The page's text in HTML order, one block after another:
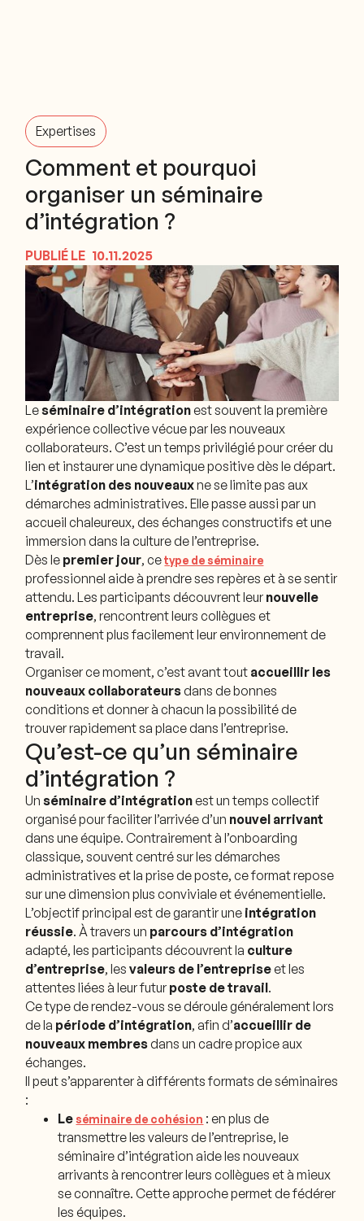
Expertises
Comment et pourquoi
organiser un séminaire
d’intégration ?
PUBLIÉ LE 10.11.2025
Leséminaire d’intégrationest souvent la première
expérience collective vécue par les nouveaux
collaborateurs. C’est un temps privilégié pour créer du
lien et instaurer une dynamique positive dès le départ.
L’intégration des nouveauxne se limite pas aux
démarches administratives. Elle passe aussi par un
accueil chaleureux, des échanges constructifs et une
immersion dans la culture de l’entreprise.
Dès le premier jour, cetype de séminaire
professionnel aide à prendre ses repères et à se sentir
attendu. Les participants découvrent leur nouvelle
entreprise, rencontrent leurs collègues et
comprennent plus facilement leur environnement de
travail.
Organiser ce moment, c’est avant tout accueillir les
nouveaux collaborateursdans de bonnes
conditions et donner à chacun la possibilité de
trouver rapidement sa place dans l’entreprise.
Qu’est-ce qu’un séminaire
d’intégration ?
Unséminaire d’intégrationest un temps collectif
organisé pour faciliter l’arrivée d’un nouvel arrivant
dans une équipe. Contrairement à l’onboarding
classique, souvent centré sur les démarches
administratives et la prise de poste, ce format repose
sur une dimension plus conviviale et événementielle.
L’objectif principal est de garantir une intégration
réussie. À travers un parcours d’intégration
adapté, les participants découvrent la culture
d’entreprise, lesvaleurs de l’entrepriseet les
attentes liées à leur futur poste de travail.
Ce type de rendez-vous se déroule généralement lors
de la période d’intégration, afin d’accueillir de
nouveaux membresdans un cadre propice aux
échanges.
Il peut s’apparenter à différents formats de séminaires
:
Leséminaire de cohésion : en plus de
transmettre les valeurs de l’entreprise, le
séminaire d’intégration aide les nouveaux
arrivants à rencontrer leurs collègues et à mieux
se connaître. Cette approche permet de fédérer
les équipes.